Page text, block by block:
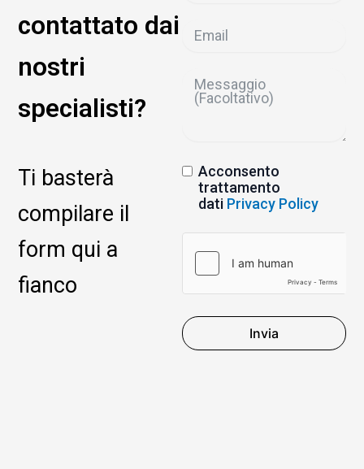
contattato dai
nostri
specialisti?
Ti basterà
compilare il
form qui a
fianco
Acconsento
trattamento
dati Privacy Policy
Invia